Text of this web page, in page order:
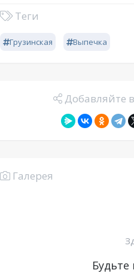
Теги
Грузинская Выпечка
Добавляйте
Галерея